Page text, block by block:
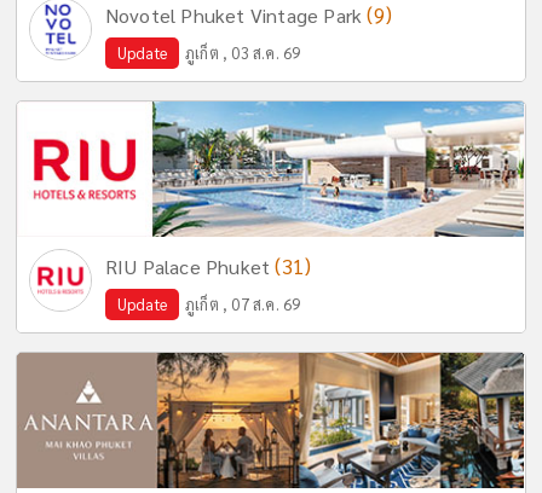
Novotel Phuket Vintage Park(9)
Update ภูเก็ต , 03 ส.ค. 69
RIU Palace Phuket(31)
Update ภูเก็ต , 07 ส.ค. 69